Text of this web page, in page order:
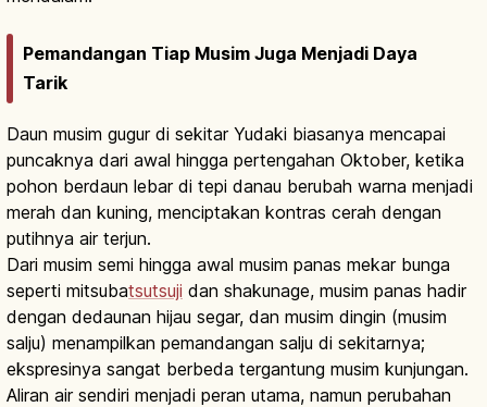
Pemandangan Tiap Musim Juga Menjadi Daya
Tarik
Daun musim gugur di sekitar Yudaki biasanya mencapai
puncaknya dari awal hingga pertengahan Oktober, ketika
pohon berdaun lebar di tepi danau berubah warna menjadi
merah dan kuning, menciptakan kontras cerah dengan
putihnya air terjun.
Dari musim semi hingga awal musim panas mekar bunga
seperti mitsubatsutsuji dan shakunage, musim panas hadir
dengan dedaunan hijau segar, dan musim dingin (musim
salju) menampilkan pemandangan salju di sekitarnya;
ekspresinya sangat berbeda tergantung musim kunjungan.
Aliran air sendiri menjadi peran utama, namun perubahan